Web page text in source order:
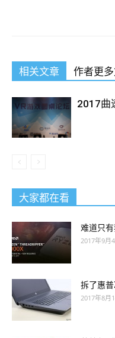
相关文章 作者更
2017曲
大家都在看
难道只
2017年9月
拆了惠
2017年8月